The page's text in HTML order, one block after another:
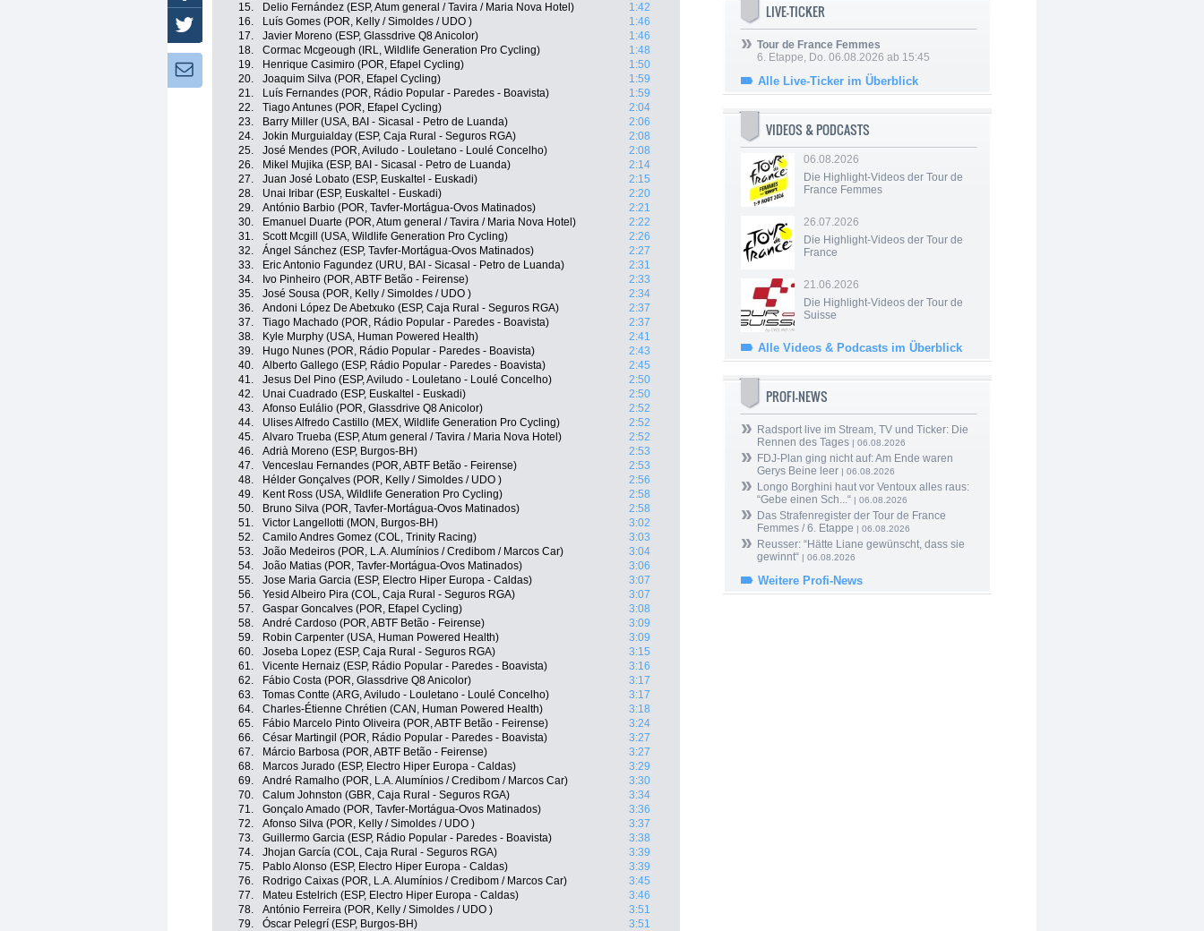
15.
Delio Fernández (ESP, Atum general / Tavira / Maria Nova Hotel)
1:42
16.
Luís Gomes (POR, Kelly / Simoldes / UDO )
1:46
17.
Javier Moreno (ESP, Glassdrive Q8 Anicolor)
1:46
18.
Cormac Mcgeough (IRL, Wildlife Generation Pro Cycling)
1:48
19.
Henrique Casimiro (POR, Efapel Cycling)
1:50
20.
Joaquim Silva (POR, Efapel Cycling)
1:59
21.
Luís Fernandes (POR, Rádio Popular - Paredes - Boavista)
1:59
22.
Tiago Antunes (POR, Efapel Cycling)
2:04
23.
Barry Miller (USA, BAI - Sicasal - Petro de Luanda)
2:06
24.
Jokin Murguialday (ESP, Caja Rural - Seguros RGA)
2:08
25.
José Mendes (POR, Aviludo - Louletano - Loulé Concelho)
2:08
26.
Mikel Mujika (ESP, BAI - Sicasal - Petro de Luanda)
2:14
27.
Juan José Lobato (ESP, Euskaltel - Euskadi)
2:15
28.
Unai Iribar (ESP, Euskaltel - Euskadi)
2:20
29.
António Barbio (POR, Tavfer-Mortágua-Ovos Matinados)
2:21
30.
Emanuel Duarte (POR, Atum general / Tavira / Maria Nova Hotel)
2:22
31.
Scott Mcgill (USA, Wildlife Generation Pro Cycling)
2:26
32.
Ángel Sánchez (ESP, Tavfer-Mortágua-Ovos Matinados)
2:27
33.
Eric Antonio Fagundez (URU, BAI - Sicasal - Petro de Luanda)
2:31
34.
Ivo Pinheiro (POR, ABTF Betão - Feirense)
2:33
35.
José Sousa (POR, Kelly / Simoldes / UDO )
2:34
36.
Andoni López De Abetxuko (ESP, Caja Rural - Seguros RGA)
2:37
37.
Tiago Machado (POR, Rádio Popular - Paredes - Boavista)
2:37
38.
Kyle Murphy (USA, Human Powered Health)
2:41
39.
Hugo Nunes (POR, Rádio Popular - Paredes - Boavista)
2:43
40.
Alberto Gallego (ESP, Rádio Popular - Paredes - Boavista)
2:45
41.
Jesus Del Pino (ESP, Aviludo - Louletano - Loulé Concelho)
2:50
42.
Unai Cuadrado (ESP, Euskaltel - Euskadi)
2:50
43.
Afonso Eulálio (POR, Glassdrive Q8 Anicolor)
2:52
44.
Ulises Alfredo Castillo (MEX, Wildlife Generation Pro Cycling)
2:52
45.
Alvaro Trueba (ESP, Atum general / Tavira / Maria Nova Hotel)
2:52
46.
Adrià Moreno (ESP, Burgos-BH)
2:53
47.
Venceslau Fernandes (POR, ABTF Betão - Feirense)
2:53
48.
Hélder Gonçalves (POR, Kelly / Simoldes / UDO )
2:56
49.
Kent Ross (USA, Wildlife Generation Pro Cycling)
2:58
50.
Bruno Silva (POR, Tavfer-Mortágua-Ovos Matinados)
2:58
51.
Victor Langellotti (MON, Burgos-BH)
3:02
52.
Camilo Andres Gomez (COL, Trinity Racing)
3:03
53.
João Medeiros (POR, L.A. Alumínios / Credibom / Marcos Car)
3:04
54.
João Matias (POR, Tavfer-Mortágua-Ovos Matinados)
3:06
55.
Jose Maria Garcia (ESP, Electro Hiper Europa - Caldas)
3:07
56.
Yesid Albeiro Pira (COL, Caja Rural - Seguros RGA)
3:07
57.
Gaspar Goncalves (POR, Efapel Cycling)
3:08
58.
André Cardoso (POR, ABTF Betão - Feirense)
3:09
59.
Robin Carpenter (USA, Human Powered Health)
3:09
60.
Joseba Lopez (ESP, Caja Rural - Seguros RGA)
3:15
61.
Vicente Hernaiz (ESP, Rádio Popular - Paredes - Boavista)
3:16
62.
Fábio Costa (POR, Glassdrive Q8 Anicolor)
3:17
63.
Tomas Contte (ARG, Aviludo - Louletano - Loulé Concelho)
3:17
64.
Charles-Étienne Chrétien (CAN, Human Powered Health)
3:18
65.
Fábio Marcelo Pinto Oliveira (POR, ABTF Betão - Feirense)
3:24
66.
César Martingil (POR, Rádio Popular - Paredes - Boavista)
3:27
67.
Márcio Barbosa (POR, ABTF Betão - Feirense)
3:27
68.
Marcos Jurado (ESP, Electro Hiper Europa - Caldas)
3:29
69.
André Ramalho (POR, L.A. Alumínios / Credibom / Marcos Car)
3:30
70.
Calum Johnston (GBR, Caja Rural - Seguros RGA)
3:34
71.
Gonçalo Amado (POR, Tavfer-Mortágua-Ovos Matinados)
3:36
72.
Afonso Silva (POR, Kelly / Simoldes / UDO )
3:37
73.
Guillermo Garcia (ESP, Rádio Popular - Paredes - Boavista)
3:38
74.
Jhojan García (COL, Caja Rural - Seguros RGA)
3:39
75.
Pablo Alonso (ESP, Electro Hiper Europa - Caldas)
3:39
76.
Rodrigo Caixas (POR, L.A. Alumínios / Credibom / Marcos Car)
3:45
77.
Mateu Estelrich (ESP, Electro Hiper Europa - Caldas)
3:46
78.
António Ferreira (POR, Kelly / Simoldes / UDO )
3:51
79.
Óscar Pelegrí (ESP, Burgos-BH)
3:51
LIVE-TICKER
Tour de France Femmes
6. Etappe, Do. 06.08.2026 ab 15:45
Alle Live-Ticker im Überblick
VIDEOS & PODCASTS
06.08.2026
Die Highlight-Videos der Tour de
France Femmes
26.07.2026
Die Highlight-Videos der Tour de
France
21.06.2026
Die Highlight-Videos der Tour de
Suisse
Alle Videos & Podcasts im Überblick
PROFI-NEWS
Radsport live im Stream, TV und Ticker: Die
Rennen des Tages | 06.08.2026
FDJ-Plan ging nicht auf: Am Ende waren
Gerys Beine leer | 06.08.2026
Longo Borghini haut vor Ventoux alles raus:
“Gebe einen Sch...“ | 06.08.2026
Das Strafenregister der Tour de France
Femmes / 6. Etappe | 06.08.2026
Reusser: “Hätte Liane gewünscht, dass sie
gewinnt“ | 06.08.2026
Weitere Profi-News
Twitter
Newsletter: